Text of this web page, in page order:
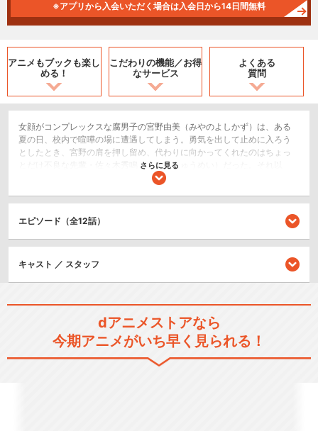
※アプリから入会いただく場合は入会日から14日間無料
アニメもブックも楽し
める！
こだわりの機能／お得
なサービス
よくある
質問
女顔がコンプレックスな腐男子の宮野由美（みやのよしかず）は、ある
夏の日、校内で喧嘩の場に遭遇してしまう。勇気を出して止めに入ろう
としたとき、宮野の肩を押し留め、代わりに向かってくれたのはちょっ
とだけ不良な先輩・佐々木秀鳴（ささきしゅうめい）だった。それ以
来、なぜか佐々木に気に入られてしまう宮野。あろうことか「好きなマ
語る宮野に、少しずつ惹かれていく…。
恋愛/ラブコメ
シリーズ／関連のアニメ作品
く前のちょっとし…
さらに見る
エピソード（全12話）
キャスト ／ スタッフ
dアニメストアなら
今期アニメがいち早く見られる！